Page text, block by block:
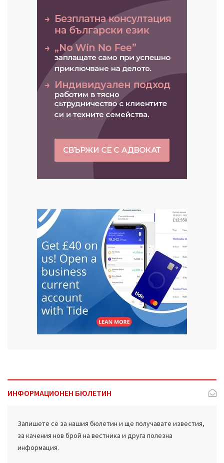
ИНФОРМАЦИОНЕН БЮЛЕТИН
Запишете се за нашия бюлетин и ще получавате известия,
за качения нов брой на вестника и друга полезна
информация.